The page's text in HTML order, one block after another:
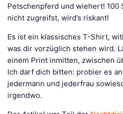
Petschenpferd und wiehert! 100
nicht zugreifst, wird’s riskant!
Es ist ein klassisches T-Shirt,
was dir vorzüglich stehen wird.
einem Print inmitten, zwischen
Ich darf dich bitten: probier es
jedermann und jederfrau
irgendwo.